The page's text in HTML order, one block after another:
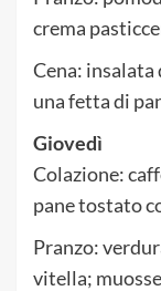
crema
Cena: insalata
una fetta di
Giovedì
Colazione:
pane tostato
Pranzo:
vitella;